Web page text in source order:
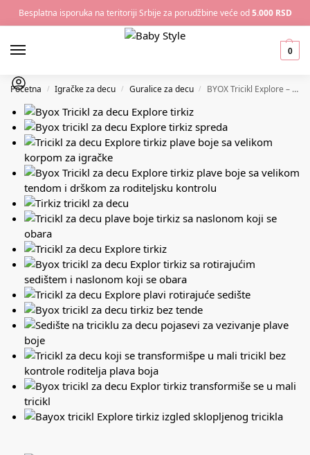
Besplatna isporuka na teritoriji Srbije za porudžbine veće od5.000 RSD
0
Početna / Igračke za decu / Guralice za decu / BYOX Tricikl Explore – Turquoise (Tirkiz)